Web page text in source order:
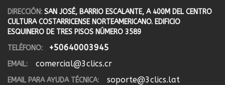
DIRECCIÓN: SAN JOSÉ, BARRIO ESCALANTE, A 400M DEL CENTRO
CULTURA COSTARRICENSE NORTEAMERICANO. EDIFICIO
ESQUINERO DE TRES PISOS NÚMERO 3589
TELÉFONO:
+50640003945
EMAIL: comercial@3clics.cr
EMAIL PARA AYUDA TÉCNICA: soporte@3clics.lat